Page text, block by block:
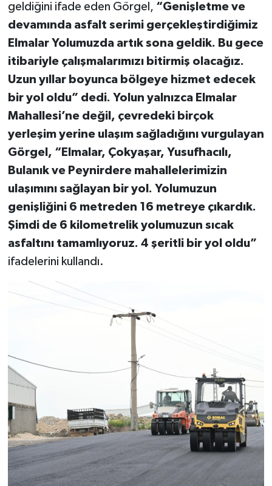
geldiğini ifade eden Görgel, “Genişletme ve
devamında asfalt serimi gerçekleştirdiğimiz
Elmalar Yolumuzda artık sona geldik. Bu gece
itibariyle çalışmalarımızı bitirmiş olacağız.
Uzun yıllar boyunca bölgeye hizmet edecek
bir yol oldu” dedi. Yolun yalnızca Elmalar
Mahallesi’ne değil, çevredeki birçok
yerleşim yerine ulaşım sağladığını vurgulayan
Görgel, “Elmalar, Çokyaşar, Yusufhacılı,
Bulanık ve Peynirdere mahallelerimizin
ulaşımını sağlayan bir yol. Yolumuzun
genişliğini 6 metreden 16 metreye çıkardık.
Şimdi de 6 kilometrelik yolumuzun sıcak
asfaltını tamamlıyoruz. 4 şeritli bir yol oldu”
ifadelerini kullandı.